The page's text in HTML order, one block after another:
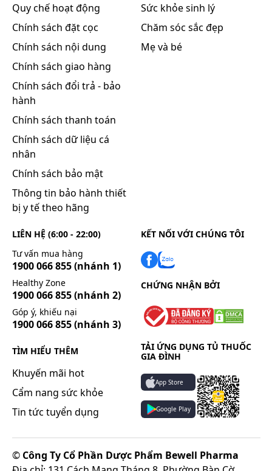
Quy chế hoạt động
Chính sách đặt cọc
Chính sách nội dung
Chính sách giao hàng
Chính sách đổi trả - bảo
hành
Chính sách thanh toán
Chính sách dữ liệu cá
nhân
Chính sách bảo mật
Thông tin bảo hành thiết
bị y tế theo hãng
Sức khỏe sinh lý
Chăm sóc sắc đẹp
Mẹ và bé
LIÊN HỆ (6:00 - 22:00)
Tư vấn mua hàng
1900 066 855(nhánh 1)
Healthy Zone
1900 066 855(nhánh 2)
Góp ý, khiếu nại
1900 066 855(nhánh 3)
TÌM HIỂU THÊM
Khuyến mãi hot
Cẩm nang sức khỏe
Tin tức tuyển dụng
KẾT NỐI VỚI CHÚNG TÔI
CHỨNG NHẬN BỞI
TẢI ỨNG DỤNG TỦ THUỐC
GIA ĐÌNH
App Store
Google Play
© Công Ty Cổ Phần Dược Phẩm Bewell Pharma